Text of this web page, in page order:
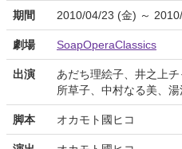
期間 2010/04/23 (金) ～
劇場 SoapOperaClassics
出演
あだち理絵子、井之上
所草子、中村なる美、
脚本 オカモト國ヒコ